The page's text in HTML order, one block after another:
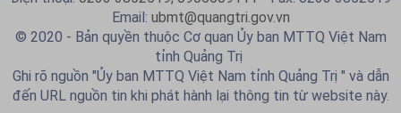
Email: ubmt@quangtri.gov.vn
© 2020 - Bản quyền thuộc Cơ quan Ủy ban MTTQ Việt Nam
tỉnh Quảng Trị
Ghi rõ nguồn "Ủy ban MTTQ Việt Nam tỉnh Quảng Trị " và dẫn
đến URL nguồn tin khi phát hành lại thông tin từ website này.